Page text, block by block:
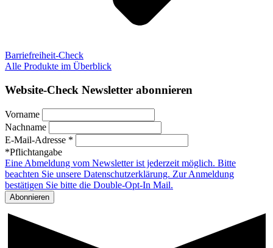
Barriefreiheit-Check
Alle Produkte im Überblick
Website-Check Newsletter abonnieren
Vorname
Nachname
E-Mail-Adresse *
*Pflichtangabe
Eine Abmeldung vom Newsletter ist jederzeit möglich. Bitte
beachten Sie unsere Datenschutzerklärung. Zur Anmeldung
bestätigen Sie bitte die Double-Opt-In Mail.